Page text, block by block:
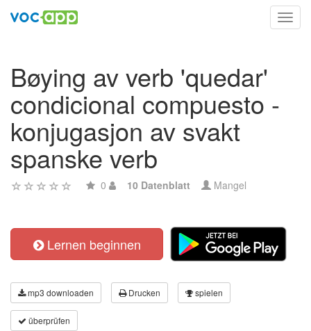
Bøying av verb 'quedar'
condicional compuesto -
konjugasjon av svakt
spanske verb
0 10 Datenblatt Mangel
Lernen beginnen
mp3 downloaden Drucken spielen
überprüfen